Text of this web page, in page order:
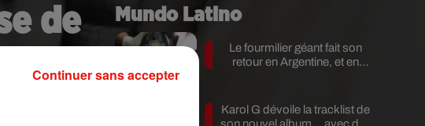
de
ce
Mundo Latino
Le fourmilier géant fait son
retour en Argentine, et en
Karol G dévoile la tracklist de
son nouvel album… avec des
Continuer sans accepter